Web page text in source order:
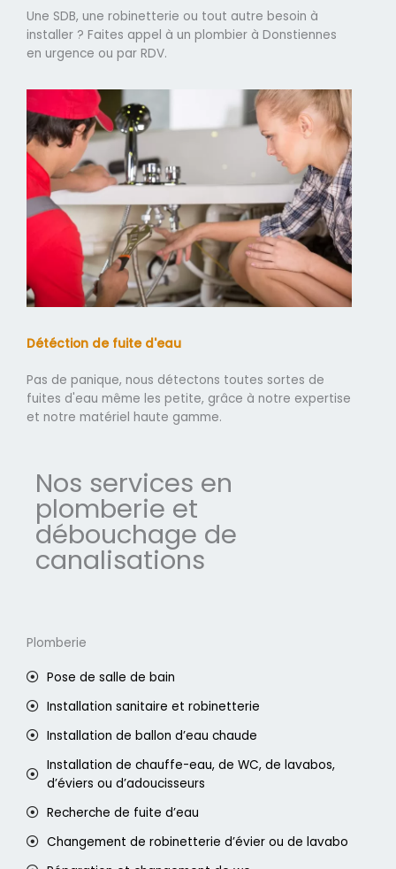
Une SDB, une robinetterie ou tout autre besoin à
installer ? Faites appel à un plombier à Donstiennes
en urgence ou par RDV.
Détéction de fuite d'eau
Pas de panique, nous détectons toutes sortes de
fuites d'eau même les petite, grâce à notre expertise
et notre matériel haute gamme.
Nos services en
plomberie et
débouchage de
canalisations
Plomberie
Pose de salle de bain
Installation sanitaire et robinetterie
Installation de ballon d’eau chaude
Installation de chauffe-eau, de WC, de lavabos,
d’éviers ou d’adoucisseurs
Recherche de fuite d’eau
Changement de robinetterie d’évier ou de lavabo